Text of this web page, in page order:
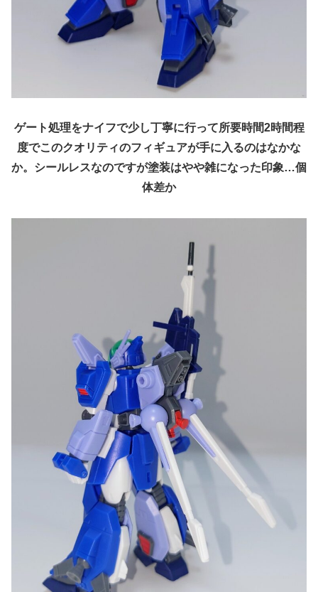
ゲート処理をナイフで少し丁寧に行って所要時間2時間程
度でこのクオリティのフィギュアが手に入るのはなかな
か。シールレスなのですが塗装はやや雑になった印象…個
体差か